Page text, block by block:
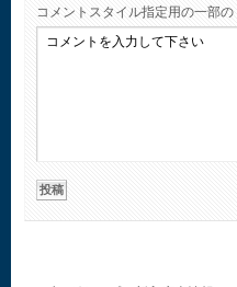
コメント スタイル指定用の一部の